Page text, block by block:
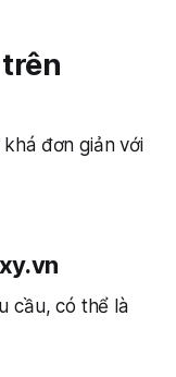
đơn giản với
cầu, có thể là